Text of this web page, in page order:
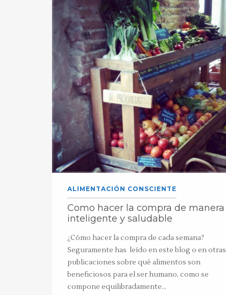
ALIMENTACIÓN CONSCIENTE
Como hacer la compra de manera
inteligente y saludable
¿Cómo hacer la compra de cada semana?
Seguramente has leído en este blog o en otras
publicaciones sobre qué alimentos son
beneficiosos para el ser humano, como se
compone equilibradamente…